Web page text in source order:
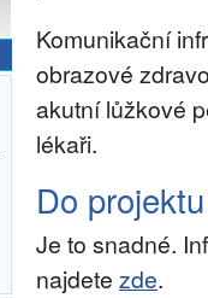
Komunikační
obrazové
akutní lůžkové
lékaři.
Do
Je to snadné.
najdete zde.